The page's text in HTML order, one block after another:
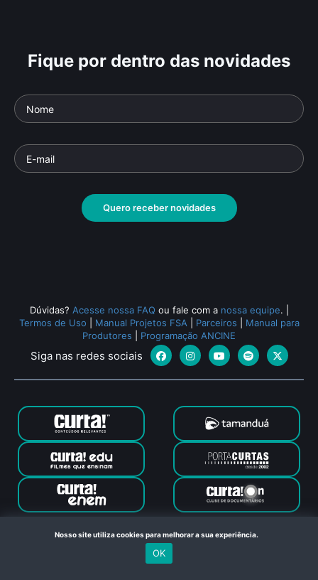
Fique por dentro das novidades
Quero receber novidades
Dúvidas? Acesse nossa FAQ ou fale com a nossa equipe.
Termos de Uso
Manual Projetos FSA Parceiros
Manual para
Produtores
Programação ANCINE
Siga nas redes sociais
Canal Curta © 2024. Todos os direitos reservados. Feito com
no Rio de Janeiro
Nosso site utiliza cookies para melhorar a sua experiência.
OK